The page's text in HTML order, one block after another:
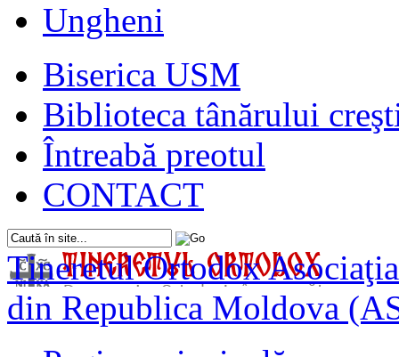
Ungheni
Biserica USM
Biblioteca tânărului
Întreabă preotul
CONTACT
Tineretul Ortodox
din Republica Moldova